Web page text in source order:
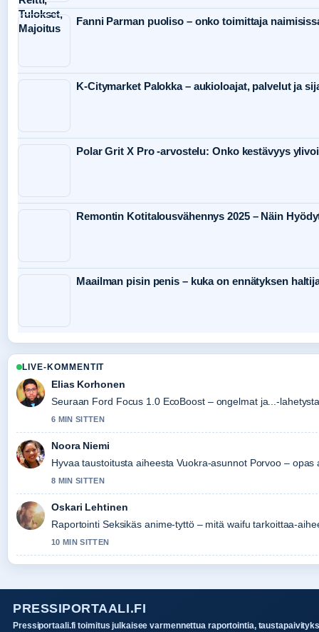
Fanni Parman puoliso – onko toimittaja
K-Citymarket Palokka – aukioloajat, palvelut ja
Polar Grit X Pro -arvostelu: Onko kestävyys
Remontin Kotitalousvähennys 2025 – Näin
Maailman pisin penis – kuka on ennätyksen
LIVE-KOMMENTIT
Elias Korhonen
Seuraan Ford Focus 1.0 EcoBoost – ongelmat ja...-
6 MIN SITTEN
Noora Niemi
Hyvaa taustoitusta aiheesta Vuokra-asunnot Porvoo –
8 MIN SITTEN
Oskari Lehtinen
Raportointi Seksikäs anime-tyttö – mitä waifu tarkoittaa-
10 MIN SITTEN
PRESSIPORTAALI.FI
Pressiportaali.fi toimitus julkaisee varmennettua raportointia,